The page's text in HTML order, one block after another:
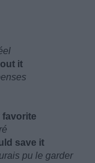
it
favorite
save it
pu le garder